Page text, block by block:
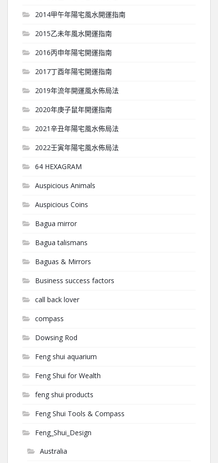
2014甲午年陽宅風水開運指南
2015乙未年風水開運指南
2016丙申年陽宅開運指南
2017丁酉年陽宅開運指南
2019年流年開運風水佈局法
2020年庚子鼠年開運指南
2021辛丑年陽宅風水佈局法
2022壬寅年陽宅風水佈局法
64 HEXAGRAM
Auspicious Animals
Auspicious Coins
Bagua mirror
Bagua talismans
Baguas & Mirrors
Business success factors
call back lover
compass
Dowsing Rod
Feng shui aquarium
Feng Shui for Wealth
feng shui products
Feng Shui Tools & Compass
Feng_Shui_Design
Australia